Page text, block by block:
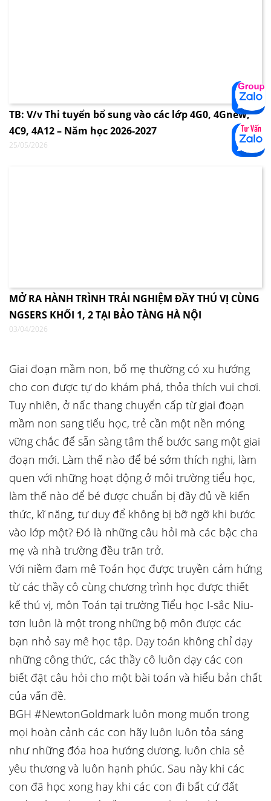
TB: V/v Thi tuyển bổ sung vào các lớp 4G0, 4Gnew,
4C9, 4A12 – Năm học 2026-2027
25/05/2026
MỞ RA HÀNH TRÌNH TRẢI NGHIỆM ĐẦY THÚ VỊ CÙNG
NGSERS KHỐI 1, 2 TẠI BẢO TÀNG HÀ NỘI
03/04/2026
Giai đoạn mầm non, bố mẹ thường có xu hướng
cho con được tự do khám phá, thỏa thích vui chơi.
Tuy nhiên, ở nấc thang chuyển cấp từ giai đoạn
mầm non sang tiểu học, trẻ cần một nền móng
vững chắc để sẵn sàng tâm thế bước sang một giai
đoạn mới. Làm thế nào để bé sớm thích nghi, làm
quen với những hoạt động ở môi trường tiểu học,
làm thế nào để bé được chuẩn bị đầy đủ về kiến
thức, kĩ năng, tư duy để không bị bỡ ngỡ khi bước
vào lớp một? Đó là những câu hỏi mà các bậc cha
mẹ và nhà trường đều trăn trở.
Với niềm đam mê Toán học được truyền cảm hứng
từ các thầy cô cùng chương trình học được thiết
kế thú vị, môn Toán tại trường Tiểu học I-sắc Niu-
tơn luôn là một trong những bộ môn được các
bạn nhỏ say mê học tập. Dạy toán không chỉ dạy
những công thức, các thầy cô luôn dạy các con
biết đặt câu hỏi cho một bài toán và hiểu bản chất
của vấn đề.
BGH #NewtonGoldmark luôn mong muốn trong
mọi hoàn cảnh các con hãy luôn luôn tỏa sáng
như những đóa hoa hướng dương, luôn chia sẻ
yêu thương và luôn hạnh phúc. Sau này khi các
con đã học xong hay khi các con đi bất cứ đất